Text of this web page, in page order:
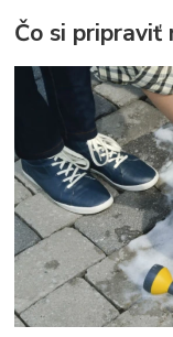
Čo si pripraviť